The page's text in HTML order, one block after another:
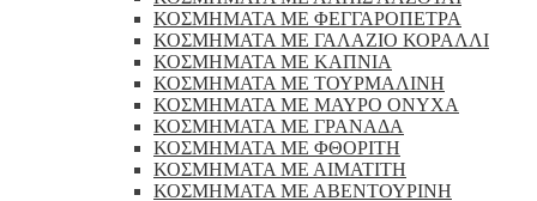
ΚΟΣΜΗΜΑΤΑ ΜΕ ΦΕΓΓΑΡΟΠΕΤΡΑ
ΚΟΣΜΗΜΑΤΑ ΜΕ ΓΑΛΑΖΙΟ ΚΟΡΑΛΛΙ
ΚΟΣΜΗΜΑΤΑ ΜΕ ΚΑΠΝΙΑ
ΚΟΣΜΗΜΑΤΑ ΜΕ ΤΟΥΡΜΑΛΙΝΗ
ΚΟΣΜΗΜΑΤΑ ΜΕ ΜΑΥΡΟ ΟΝΥΧΑ
ΚΟΣΜΗΜΑΤΑ ΜΕ ΓΡΑΝΑΔΑ
ΚΟΣΜΗΜΑΤΑ ΜΕ ΦΘΟΡΙΤΗ
ΚΟΣΜΗΜΑΤΑ ΜΕ ΑΙΜΑΤΙΤΗ
ΚΟΣΜΗΜΑΤΑ ΜΕ ΑΒΕΝΤΟΥΡΙΝΗ